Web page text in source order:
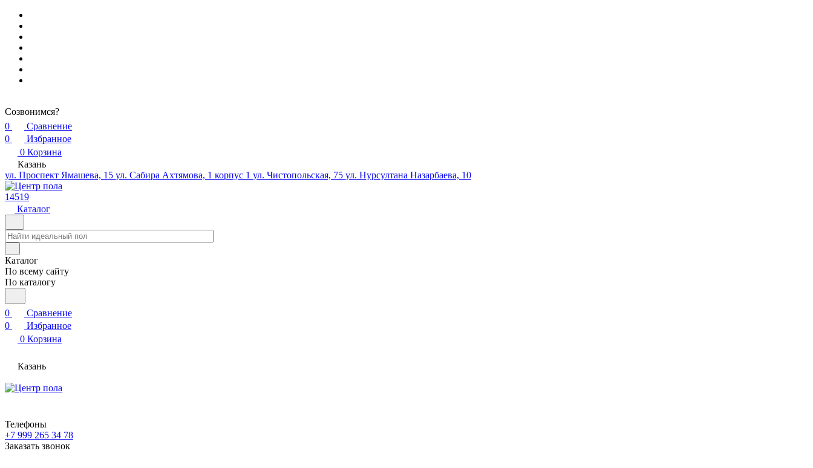
Созвонимся?
0
Сравнение
0
Избранное
0 Корзина
Казань
ул. Проспект Ямашева, 15 ул. Сабира Ахтямова, 1 корпус 1 ул. Чистопольская, 75 ул. Нурсултана Назарбаева, 10
14519
Каталог
Каталог
По всему сайту
По каталогу
0
Сравнение
0
Избранное
0 Корзина
Казань
Телефоны
+7 999 265 34 78
Заказать звонок